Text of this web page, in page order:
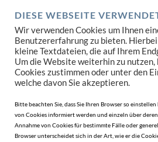
Diese Ladenbau Experten verfügen über das
JETZT SUCHEN
DIESE WEBSEITE
Wir verwenden Cookies um Ihnen
Benutzererfahrung zu bieten.
kleine Textdateien, die auf Ihrem
Um die Website weiterhin zu nutzen,
Cookies zustimmen oder unter den
welche davon Sie akzeptieren.
Bitte beachten Sie, dass Sie Ihren Browser so einstellen
von Cookies informiert werden und einzeln über
Annahme von Cookies für bestimmte Fälle oder
Browser unterscheidet sich in der Art, wie er die